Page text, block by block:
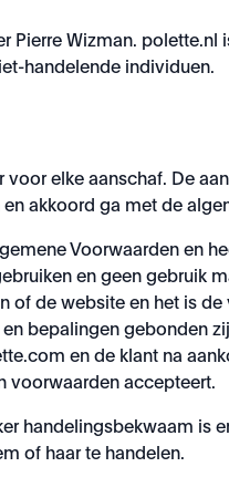
Wizman.
handelende individuen.
elke aanschaf. De
akkoord ga met de
Voorwaarden en
en geen gebruik
de website en het is
bepalingen gebonden
en de klant na
voorwaarden accepteert.
handelingsbekwaam is
of haar te handelen.